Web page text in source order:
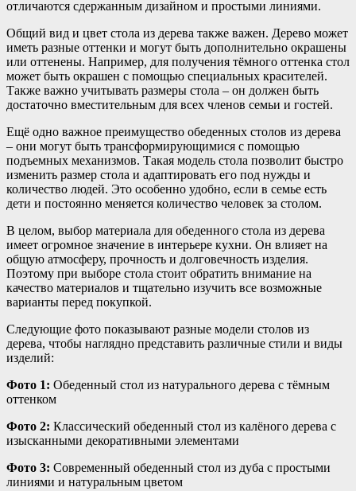
отличаются сдержанным дизайном и простыми линиями.
Общий вид и цвет стола из дерева также важен. Дерево может
иметь разные оттенки и могут быть дополнительно окрашены
или оттенены. Например, для получения тёмного оттенка стол
может быть окрашен с помощью специальных красителей.
Также важно учитывать размеры стола – он должен быть
достаточно вместительным для всех членов семьи и гостей.
Ещё одно важное преимущество обеденных столов из дерева
– они могут быть трансформирующимися с помощью
подъемных механизмов. Такая модель стола позволит быстро
изменить размер стола и адаптировать его под нужды и
количество людей. Это особенно удобно, если в семье есть
дети и постоянно меняется количество человек за столом.
В целом, выбор материала для обеденного стола из дерева
имеет огромное значение в интерьере кухни. Он влияет на
общую атмосферу, прочность и долговечность изделия.
Поэтому при выборе стола стоит обратить внимание на
качество материалов и тщательно изучить все возможные
варианты перед покупкой.
Следующие фото показывают разные модели столов из
дерева, чтобы наглядно представить различные стили и виды
изделий:
Фото 1: Обеденный стол из натурального дерева с тёмным
оттенком
Фото 2: Классический обеденный стол из калёного дерева с
изысканными декоративными элементами
Фото 3: Современный обеденный стол из дуба с простыми
линиями и натуральным цветом